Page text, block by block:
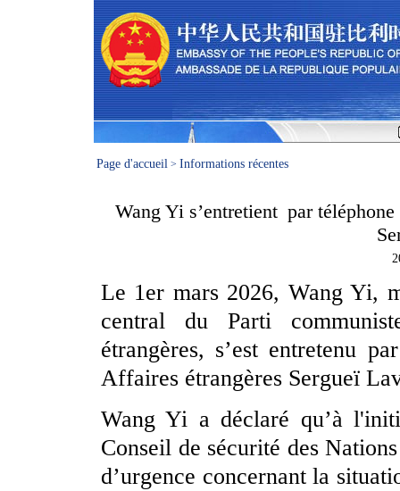
Page d'accueil > Informations récentes
Wang Yi s’entretient par
Le 1er mars 2026, Wang Yi,
central du Parti
étrangères, s’est entretenu
Affaires étrangères Sergueï
Wang Yi a déclaré qu’à
Conseil de sécurité des
d’urgence concernant la